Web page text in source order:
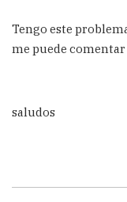
Tengo este
me puede
saludos